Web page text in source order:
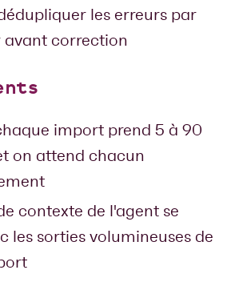
les erreurs par
correction
import prend 5 à 90
on attend chacun
contexte de l'agent se
les sorties volumineuses de